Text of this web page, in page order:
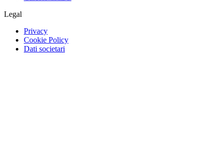
Legal
Privacy
Cookie Policy
Dati societari